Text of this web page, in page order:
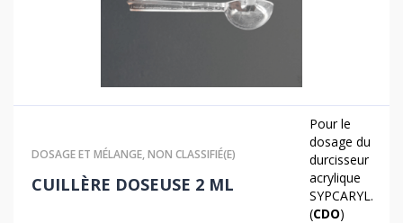
DOSAGE ET MÉLANGE,NON CLASSIFIÉ(E)
CUILLÈRE DOSEUSE 2 ML
Pour le
dosage du
durcisseur
acrylique
SYPCARYL.
(CDO)